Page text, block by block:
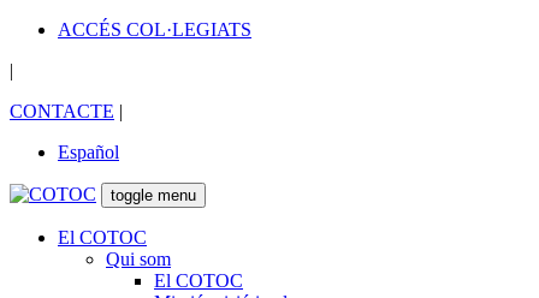
ACCÉS COL·LEGIATS
|
CONTACTE |
Español
toggle menu
El COTOC
Qui som
El COTOC